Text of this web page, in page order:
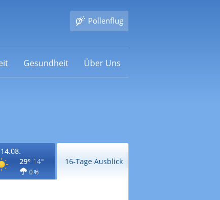
Pollenflug
Gesundheit Über Uns
29° 14°
0 %
16-Tage Ausblick